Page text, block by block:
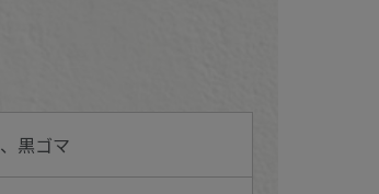
黒ゴマ